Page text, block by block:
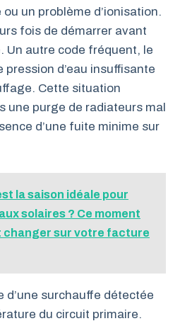
un problème d’ionisation.
fois de démarrer avant
Un autre code fréquent, le
pression d’eau insuffisante
Cette situation
une purge de radiateurs mal
d’une fuite minime sur
la saison idéale pour
solaires ? Ce moment
changer sur votre facture
d’une surchauffe détectée
du circuit primaire.